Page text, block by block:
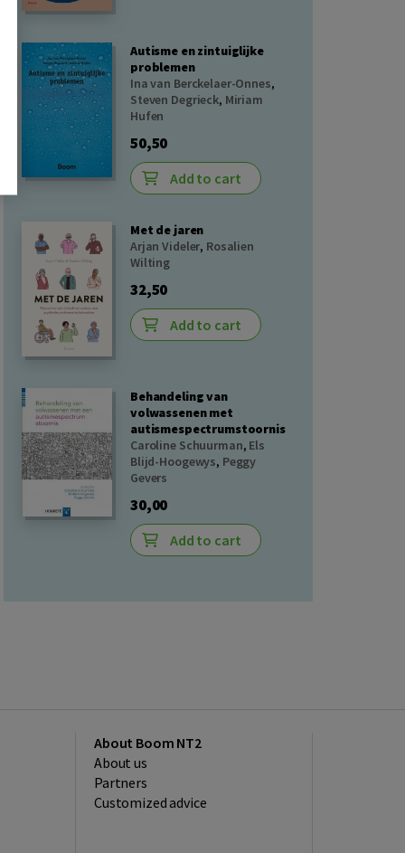
Autisme en zintuiglijke
problemen
Ina van Berckelaer-Onnes,
Steven Degrieck, Miriam
Hufen
50,50
Add to cart
Met de jaren
Arjan Videler, Rosalien
Wilting
32,50
Add to cart
Behandeling van
volwassenen met
autismespectrumstoornis
Caroline Schuurman, Els
Blijd-Hoogewys, Peggy
Gevers
30,00
Add to cart
About Boom NT2
About us
Partners
Customized advice